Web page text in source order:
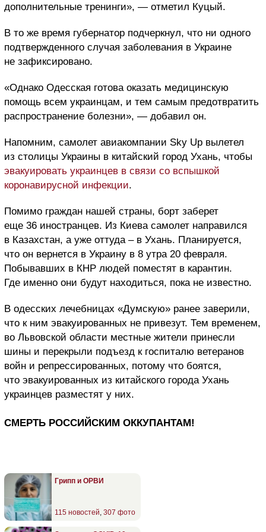
дополнительные тренинги», — отметил Куцый.
В то же время губернатор подчеркнул, что ни одного
подтвержденного случая заболевания в Украине
не зафиксировано.
«Однако Одесская готова оказать медицинскую
помощь всем украинцам, и тем самым предотвратить
распространение болезни», — добавил он.
Напомним, самолет авиакомпании Sky Up вылетел
из столицы Украины в китайский город Ухань, чтобы
эвакуировать украинцев в связи со вспышкой
коронавирусной инфекции.
Помимо граждан нашей страны, борт заберет
еще 36 иностранцев. Из Киева самолет направился
в Казахстан, а уже оттуда – в Ухань. Планируется,
что он вернется в Украину в 8 утра 20 февраля.
Побывавших в КНР людей поместят в карантин.
Где именно они будут находиться, пока не известно.
В одесских лечебницах «Думскую» ранее заверили,
что к ним эвакуированных не привезут. Тем временем,
во Львовской области местные жители принесли
шины и перекрыли подъезд к госпиталю ветеранов
войн и репрессированных, потому что боятся,
что эвакуированных из китайского города Ухань
украинцев разместят у них.
СМЕРТЬ РОССИЙСКИМ ОККУПАНТАМ!
Грипп и ОРВИ
115 новостей, 307 фото